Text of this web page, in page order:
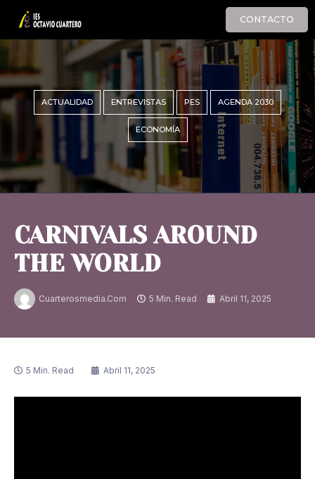
CONTACTO
ACTUALIDAD ENTREVISTAS PES AGENDA 2030
ECONOMÍA
CARNIVALS AROUND
THE WORLD
Cuarterosmedia.com 5 Min. Read Abril 11, 2025
5 Min. Read Abril 11, 2025